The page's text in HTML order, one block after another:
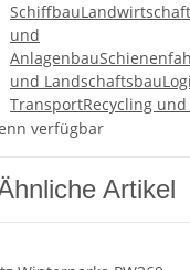
SchiffbauLandwirtschaft
und
Anlagenbau
und Landschaftsbau
TransportRecycling
verfügbar
Artikel